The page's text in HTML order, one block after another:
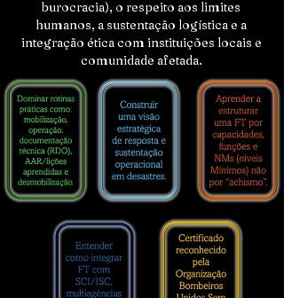
burocracia), o respeito aos limites
humanos, a sustentação logística e a
integração ética com instituições locais e
comunidade afetada.